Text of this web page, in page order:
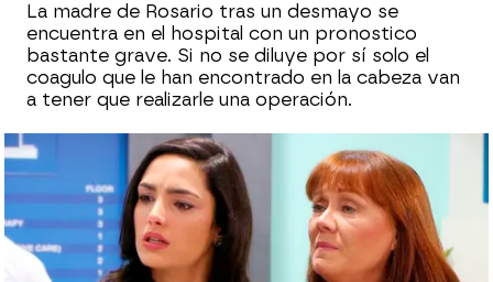
La madre de Rosario tras un desmayo se
encuentra en el hospital con un pronostico
bastante grave. Si no se diluye por sí solo el
coagulo que le han encontrado en la cabeza van
a tener que realizarle una operación.